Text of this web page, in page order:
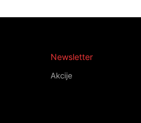
Newsletter
Akcije